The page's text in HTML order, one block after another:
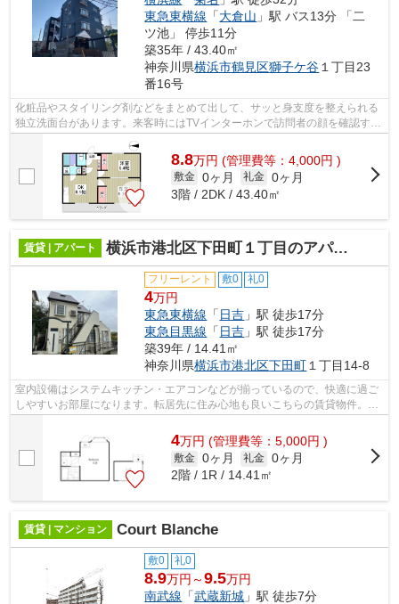
東急東横線 「大倉山 」駅 バス13分 「二
ツ池」 停歩11分
築35年 / 43.40㎡
神奈川県横浜市鶴見区獅子ケ谷 １丁目23
番16号
化粧品やスタイリング剤などをまとめて出して、サッと身支度を整えられる
独立洗面台があります。来客時にはTVインターホンで訪問者の顔を確認する
ことができます。充実したTV番組を楽...
8.8万円 (管理費等：4,000円 )
敷金 0ヶ月 礼金 0ヶ月
3階 / 2DK / 43.40㎡
賃貸 | アパート 横浜市港北区下田町１丁目のアパート
フリーレント 敷0 礼0
4万円
東急東横線 「 日吉 」駅 徒歩17分
東急目黒線 「 日吉 」駅 徒歩17分
築39年 / 14.41㎡
神奈川県横浜市港北区下田町 １丁目14-8
室内設備はシステムキッチン・エアコンなどが揃っているので、快適に過ご
しやすいお部屋になります。転居先に住み心地も良いこちらの賃貸物件。充
実した新生活を過ごしましょう。今引...
4万円 (管理費等：5,000円 )
敷金 0ヶ月 礼金 0ヶ月
2階 / 1R / 14.41㎡
賃貸 | マンション Court Blanche
敷0 礼0
8.9万円～9.5万円
南武線 「武蔵新城 」駅 徒歩7分